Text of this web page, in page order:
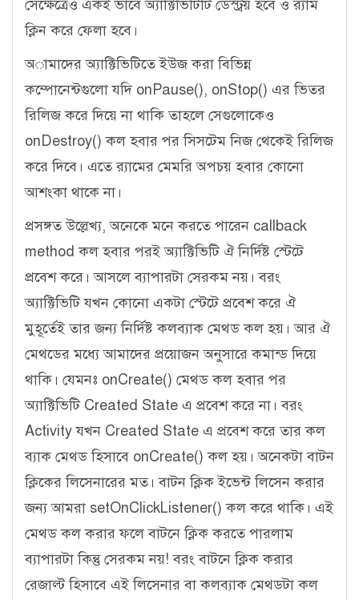
সেক্ষেত্রেও একই ভাবে অ্যাক্টিভিটিটি ডেস্ট্রয় হবে ও র‍্যাম
ক্লিন করে ফেলা হবে।
অামাদের অ্যাক্টিভিটিতে ইউজ করা বিভিন্ন
কম্পোনেন্টগুলো যদি onPause(), onStop() এর ভিতর
রিলিজ করে দিয়ে না থাকি তাহলে সেগুলোকেও
onDestroy() কল হবার পর সিসটেম নিজ থেকেই রিলিজ
করে দিবে। এতে র‍্যামের মেমরি অপচয় হবার কোনো
আশংকা থাকে না।
প্রসঙ্গত উল্লেখ্য, অনেকে মনে করতে পারেন callback
method কল হবার পরই অ্যাক্টিভিটি ঐ নির্দিষ্ট স্টেটে
প্রবেশ করে। আসলে ব্যাপারটা সেরকম নয়। বরং
অ্যাক্টিভিটি যখন কোনো একটা স্টেটে প্রবেশ করে ঐ
মুহূর্তেই তার জন্য নির্দিষ্ট কলব্যাক মেথড কল হয়। আর ঐ
মেথডের মধ্যে আমাদের প্রয়োজন অনুসারে কমান্ড দিয়ে
থাকি। যেমনঃ onCreate() মেথড কল হবার পর
অ্যাক্টিভিটি Created State এ প্রবেশ করে না। বরং
Activity যখন Created State এ প্রবেশ করে তার কল
ব্যাক মেথড হিসাবে onCreate() কল হয়। অনেকটা বাটন
ক্লিকের লিসেনারের মত। বাটন ক্লিক ইভেন্ট লিসেন করার
জন্য আমরা setOnClickListener() কল করে থাকি। এই
মেথড কল করার ফলে বাটনে ক্লিক করতে পারলাম
ব্যাপারটা কিন্তু সেরকম নয়! বরং বাটনে ক্লিক করার
রেজাল্ট হিসাবে এই লিসেনার বা কলব্যাক মেথডটা কল